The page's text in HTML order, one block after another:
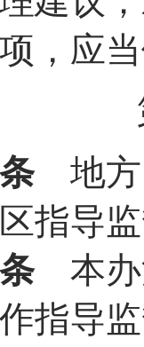
，应
地方
指导
本办
指导